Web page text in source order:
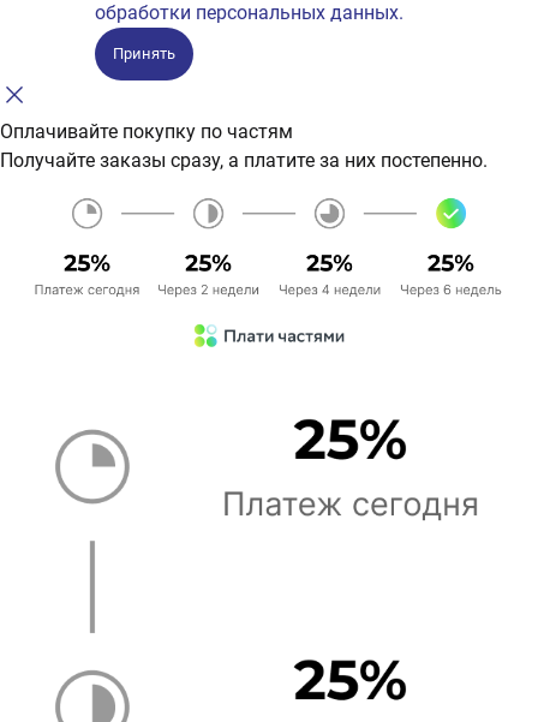
обработки персональных данных.
Принять
Оплачивайте покупку по частям
Получайте заказы сразу, а платите за них постепенно.